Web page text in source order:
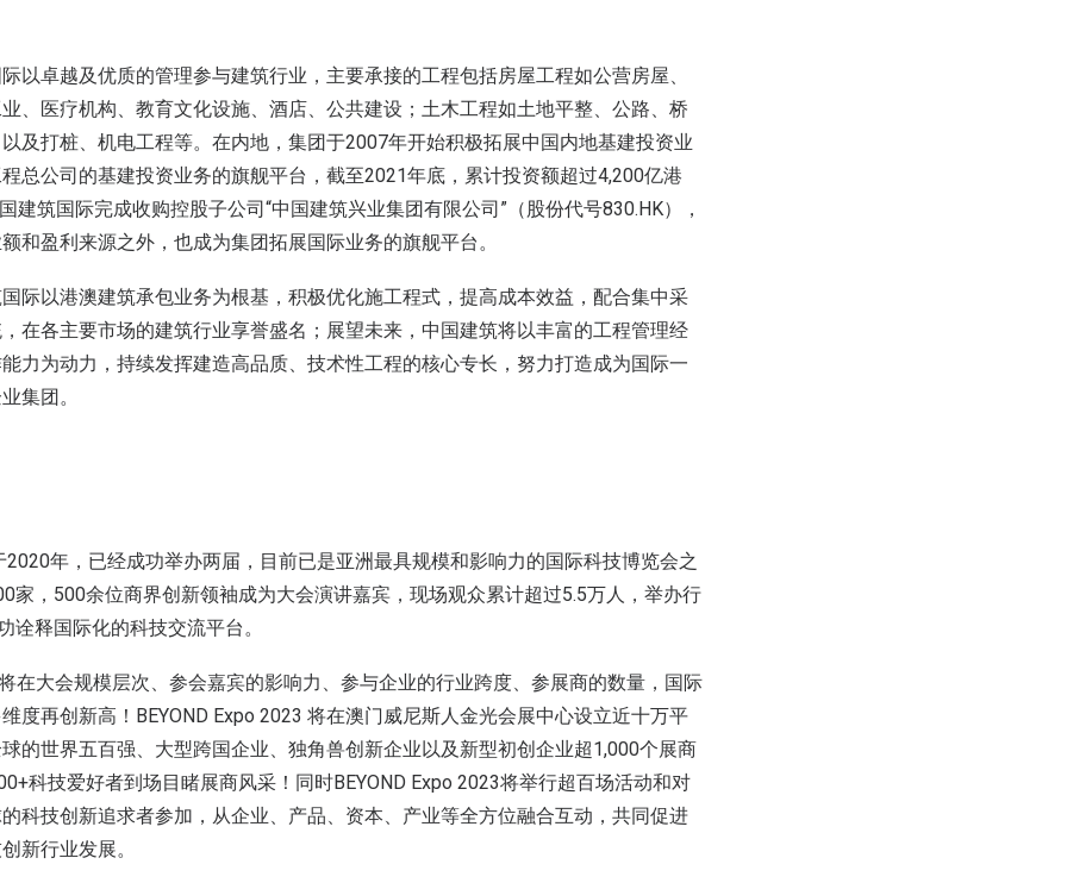
以卓越及优质的管理参与建筑行业，主要承接的工程包括房屋工程如公营房屋、
、医疗机构、教育文化设施、酒店、公共建设；土木工程如土地平整、公路、桥
及打桩、机电工程等。在内地，集团于2007年开始积极拓展中国内地基建投资业
总公司的基建投资业务的旗舰平台，截至2021年底，累计投资额超过4,200亿港
建筑国际完成收购控股子公司“中国建筑兴业集团有限公司”（股份代号830.HK），
和盈利来源之外，也成为集团拓展国际业务的旗舰平台。
际以港澳建筑承包业务为根基，积极优化施工程式，提高成本效益，配合集中采
在各主要市场的建筑行业享誉盛名；展望未来，中国建筑将以丰富的工程管理经
力为动力，持续发挥建造高品质、技术性工程的核心专长，努力打造成为国际一
集团。
2020年，已经成功举办两届，目前已是亚洲最具规模和影响力的国际科技博览会之
家，500余位商界创新领袖成为大会演讲嘉宾，现场观众累计超过5.5万人，举办行
诠释国际化的科技交流平台。
在大会规模层次、参会嘉宾的影响力、参与企业的行业跨度、参展商的数量，国际
度再创新高！BEYOND Expo 2023 将在澳门威尼斯人金光会展中心设立近十万平
的世界五百强、大型跨国企业、独角兽创新企业以及新型初创企业超1,000个展商
科技爱好者到场目睹展商风采！同时BEYOND Expo 2023将举行超百场活动和对
科技创新追求者参加，从企业、产品、资本、产业等全方位融合互动，共同促进
新行业发展。